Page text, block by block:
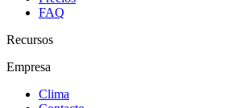
FAQ
Recursos
Empresa
Clima